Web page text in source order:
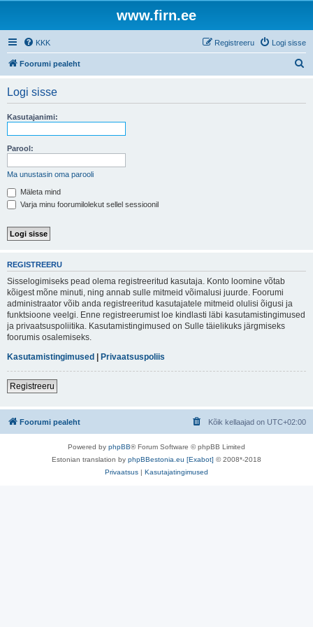
www.firn.ee
KKK Logi sisse
Registreeru
Foorumi pealeht
Logi sisse
Kasutajanimi:
Parool:
Ma unustasin oma parooli
Mäleta mind
Varja minu foorumilolekut sellel sessioonil
REGISTREERU
Sisselogimiseks pead olema registreeritud kasutaja. Konto loomine võtab
kõigest mõne minuti, ning annab sulle mitmeid võimalusi juurde. Foorumi
administraator võib anda registreeritud kasutajatele mitmeid olulisi õigusi ja
funktsioone veelgi. Enne registreerumist loe kindlasti läbi kasutamistingimused
ja privaatsuspoliitika. Kasutamistingimused on Sulle täielikuks järgmiseks
foorumis osalemiseks.
Kasutamistingimused | Privaatsuspoliis
Registreeru
Foorumi pealeht Kõik kellaajad on UTC+02:00
Powered by phpBB® Forum Software © phpBB Limited
Estonian translation by phpBBestonia.eu [Exabot] © 2008*-2018
Privaatsus | Kasutajatingimused